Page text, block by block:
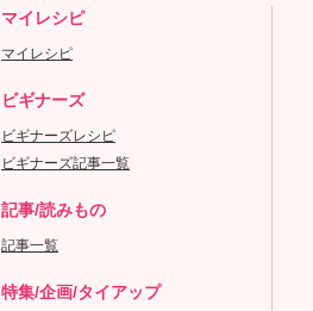
マイレシピ
マイレシピ
ビギナーズ
ビギナーズレシピ
ビギナーズ記事一覧
記事/読みもの
記事一覧
特集/企画/タイアップ